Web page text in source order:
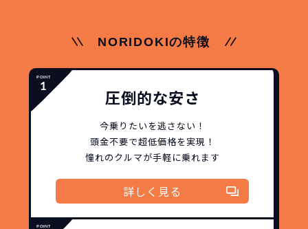
NORIDOKIの特徴
圧倒的な安さ
今乗りたいを逃さない！
頭金不要で超低価格を実現！
憧れのクルマが手軽に乗れます
詳しく見る